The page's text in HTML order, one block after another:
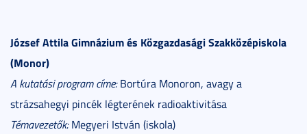
József Attila Gimnázium és Közgazdasági Szakközépiskola
(Monor)
A kutatási program címe:Bortúra Monoron, avagy a
strázsahegyi pincék légterének radioaktivitása
Témavezetők:Megyeri István (iskola)